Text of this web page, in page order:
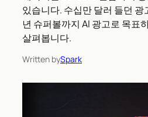
있습니다. 수십만 달러 들던
년 슈퍼볼까지 AI 광고로 목표
살펴봅니다.
Written bySpark